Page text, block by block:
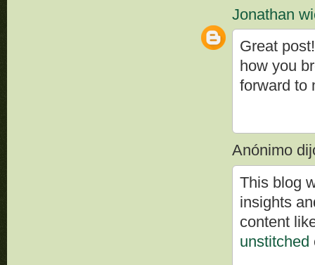
Jonathan
Great
how you
forward to
Anónimo
This blog
insights
content
unstitched